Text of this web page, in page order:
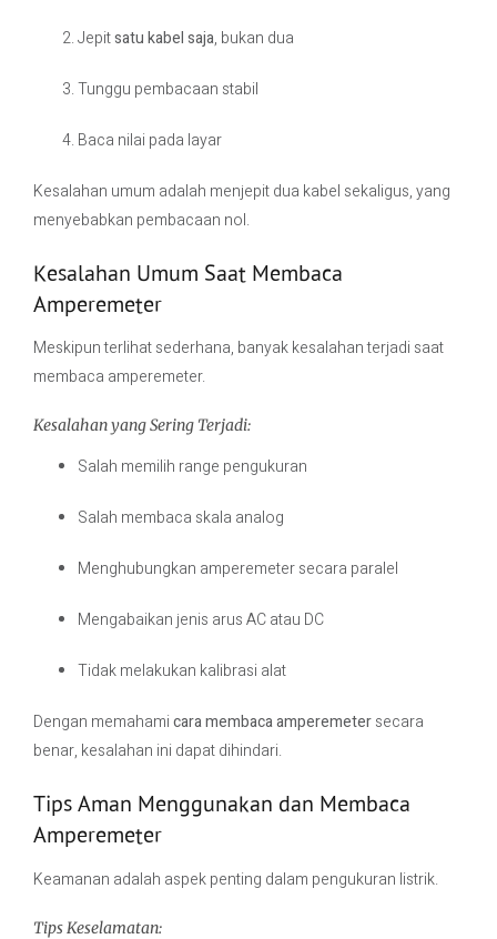
Jepitsatu kabel saja, bukan dua
Tunggu pembacaan stabil
Baca nilai pada layar
Kesalahan umum adalah menjepit dua kabel sekaligus, yang
menyebabkan pembacaan nol.
Kesalahan Umum Saat Membaca
Amperemeter
Meskipun terlihat sederhana, banyak kesalahan terjadi saat
membaca amperemeter.
Kesalahan yang Sering Terjadi:
Salah memilih range pengukuran
Salah membaca skala analog
Menghubungkan amperemeter secara paralel
Mengabaikan jenis arus AC atau DC
Tidak melakukan kalibrasi alat
Dengan memahamicara membaca amperemetersecara
benar, kesalahan ini dapat dihindari.
Tips Aman Menggunakan dan Membaca
Amperemeter
Keamanan adalah aspek penting dalam pengukuran listrik.
Tips Keselamatan: